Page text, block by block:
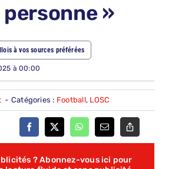
»
à vos sources préférées
à 00:00
- Catégories : Football, LOSC
? Abonnez-vous ici pour